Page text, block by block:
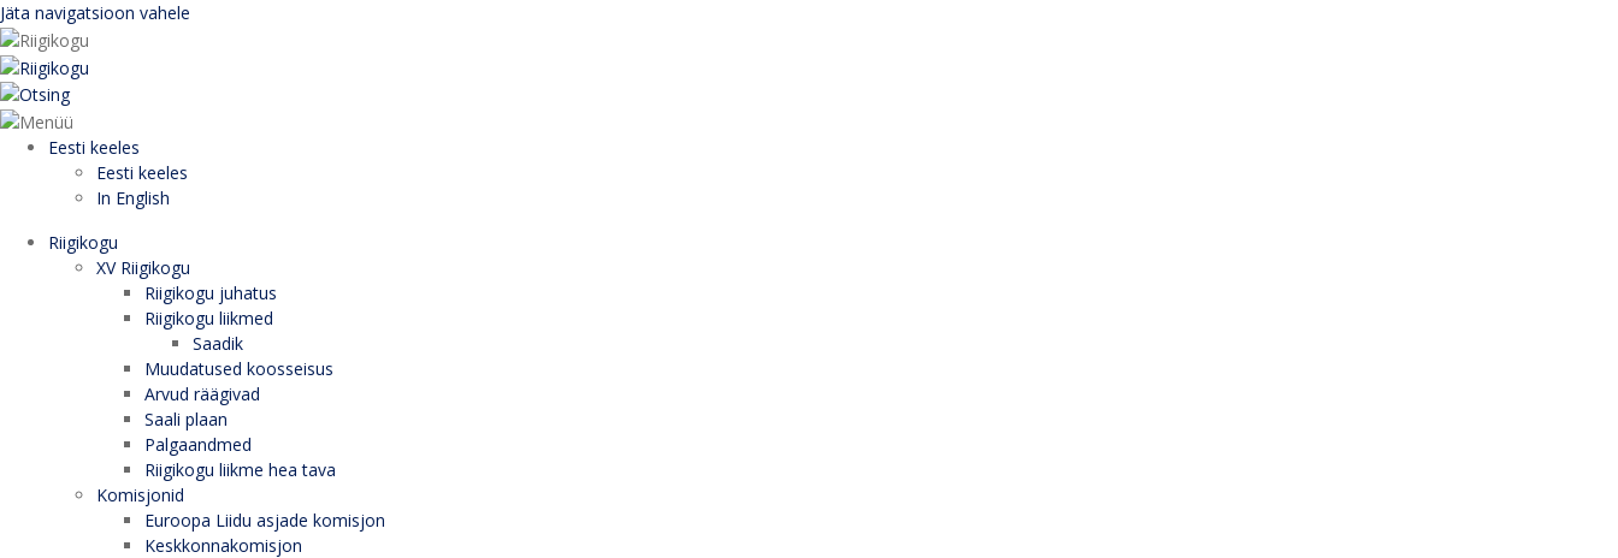
Jäta navigatsioon vahele
Eesti keeles
Eesti keeles
In English
Riigikogu
XV Riigikogu
Riigikogu juhatus
Riigikogu liikmed
Saadik
Muudatused koosseisus
Arvud räägivad
Saali plaan
Palgaandmed
Riigikogu liikme hea tava
Komisjonid
Euroopa Liidu asjade komisjon
Keskkonnakomisjon